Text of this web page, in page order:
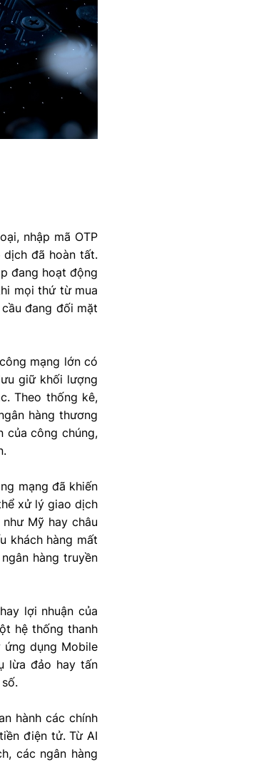
nhập mã OTP
dịch đã hoàn tất.
đang hoạt động
mọi thứ từ mua
đang đối mặt
mạng lớn có
giữ khối lượng
Theo thống kê,
hàng thương
của công chúng,
mạng đã khiến
xử lý giao dịch
Mỹ hay châu
khách hàng mất
hàng truyền
lợi nhuận của
hệ thống thanh
ứng dụng Mobile
lừa đảo hay tấn
hành các chính
điện tử. Từ AI
các ngân hàng